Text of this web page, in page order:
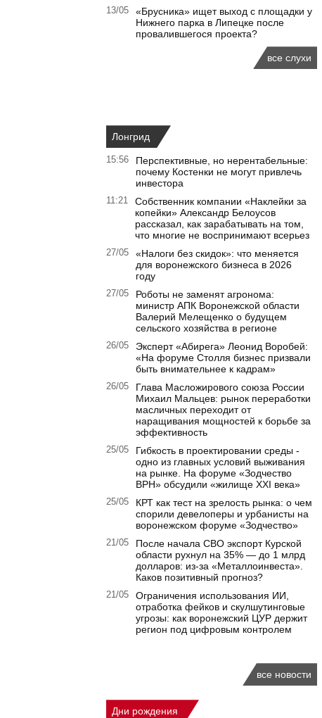
13/05
«Брусника» ищет выход с площадки у
Нижнего парка в Липецке после
провалившегося проекта?
все слухи
Лонгрид
15:56
Перспективные, но нерентабельные:
почему Костенки не могут привлечь
инвестора
11:21
Собственник компании «Наклейки за
копейки» Александр Белоусов
рассказал, как зарабатывать на том,
что многие не воспринимают всерьез
27/05
«Налоги без скидок»: что меняется
для воронежского бизнеса в 2026
году
27/05
Роботы не заменят агронома:
министр АПК Воронежской области
Валерий Мелещенко о будущем
сельского хозяйства в регионе
26/05
Эксперт «Абирега» Леонид Воробей:
«На форуме Столля бизнес призвали
быть внимательнее к кадрам»
26/05
Глава Масложирового союза России
Михаил Мальцев: рынок переработки
масличных переходит от
наращивания мощностей к борьбе за
эффективность
25/05
Гибкость в проектировании среды -
одно из главных условий выживания
на рынке. На форуме «Зодчество
ВРН» обсудили «жилище XXI века»
25/05
КРТ как тест на зрелость рынка: о чем
спорили девелоперы и урбанисты на
воронежском форуме «Зодчество»
21/05
После начала СВО экспорт Курской
области рухнул на 35% — до 1 млрд
долларов: из-за «Металлоинвеста».
Каков позитивный прогноз?
21/05
Ограничения использования ИИ,
отработка фейков и скулшутинговые
угрозы: как воронежский ЦУР держит
регион под цифровым контролем
все новости
Дни рождения